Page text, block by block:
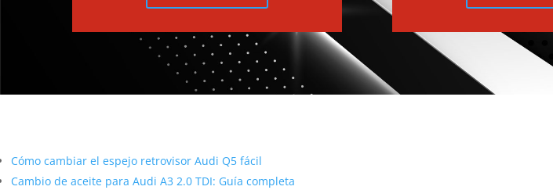
Cómo cambiar el espejo retrovisor Audi Q5 fácil
Cambio de aceite para Audi A3 2.0 TDI: Guía completa